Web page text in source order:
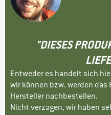
"DIESES
Entweder es handelt sich
wir können bzw. werden
Hersteller nachbestellen.
Nicht verzagen, wir haben